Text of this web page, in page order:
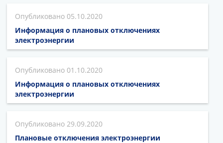
05.10.2020
Информация о плановых отключениях
электроэнергии
01.10.2020
Информация о плановых отключениях
электроэнергии
29.09.2020
Плановые отключения электроэнергии